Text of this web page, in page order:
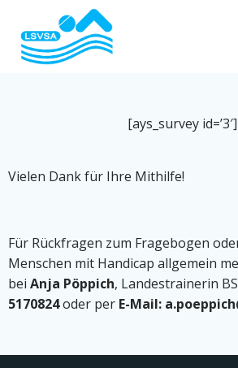
[ays_survey id=’3′]
Vielen Dank für Ihre Mithilfe!
Für Rückfragen zum Fragebogen
Menschen mit Handicap allgemein
bei Anja Pöppich, Landestrainerin
5170824oder per E-Mail: